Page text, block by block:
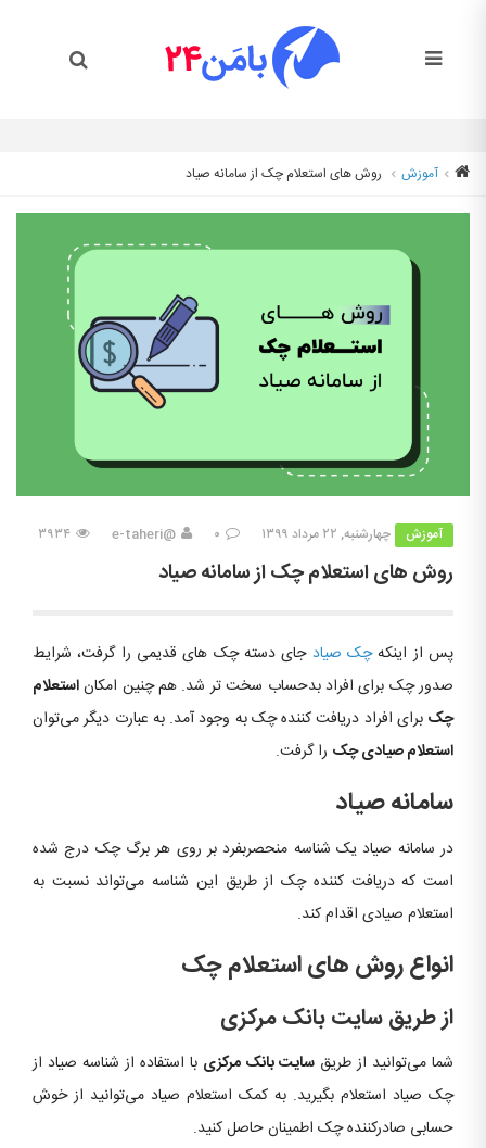
آموزش روش های استعلام چک از سامانه صیاد
آموزش چهارشنبه, ۲۲ مرداد ۱۳۹۹ ۰ @e-taheri ۳۹۳۴
روش های استعلام چک از سامانه صیاد
پس از اینکهچک صیاد جای دسته چک های قدیمی را گرفت، شرایط
صدور چک برای افراد بدحساب سخت تر شد. هم چنین امکاناستعلام
چک برای افراد دریافت کننده چک به وجود آمد. به عبارت دیگر می‌توان
استعلام صیادی چک را گرفت.
سامانه صیاد
در سامانه صیاد یک شناسه منحصربفرد بر روی هر برگ چک درج شده
است که دریافت کننده چک از طریق این شناسه می‌تواند نسبت به
استعلام صیادی اقدام کند.
انواع روش های استعلام چک
از طریق سایت بانک مرکزی
شما می‌توانید از طریق سایت بانک مرکزی با استفاده از شناسه صیاد از
چک صیاد استعلام بگیرید. به کمک استعلام صیاد می‌توانید از خوش
حسابی صادرکننده چک اطمینان حاصل کنید.